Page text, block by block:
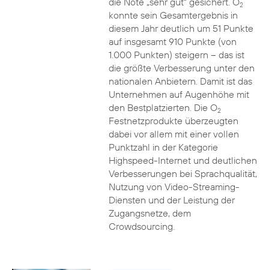
2
konnte sein Gesamtergebnis in
diesem Jahr deutlich um 51 Punkte
auf insgesamt 910 Punkte (von
1.000 Punkten) steigern – das ist
die größte Verbesserung unter den
nationalen Anbietern. Damit ist das
Unternehmen auf Augenhöhe mit
den Bestplatzierten. Die O2
Festnetzprodukte überzeugten
dabei vor allem mit einer vollen
Punktzahl in der Kategorie
Highspeed-Internet und deutlichen
Verbesserungen bei Sprachqualität,
Nutzung von Video-Streaming-
Diensten und der Leistung der
Zugangsnetze, dem
Crowdsourcing.